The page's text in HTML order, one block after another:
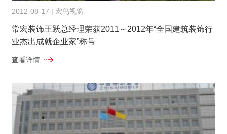
2012-08-17 | 宏鸟视窗
常宏装饰王跃总经理荣获2011～2012年“全国建筑装饰行
业杰出成就企业家”称号
查看详情